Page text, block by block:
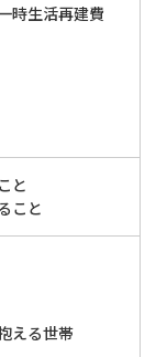
時生活再建費
と
こと
える世帯